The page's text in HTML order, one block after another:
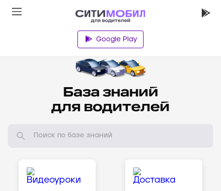
Google Play
База знаний
для водителей